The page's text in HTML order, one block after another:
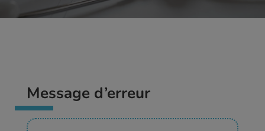
Message d’erreur